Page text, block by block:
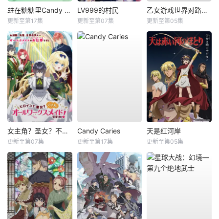
蛀在糖糖里Candy Caries
更新至第17集
LV999的村民
更新至第07集
乙女游戏世界对路人角色很不友好第二季
更新至第05集
女主角？圣女？不，我是杂役女仆（自豪）！
更新至第07集
Candy Caries
更新至第17集
天是红河岸
更新至第05集